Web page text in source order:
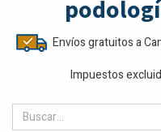
Envíos gratuitos a
Impuestos